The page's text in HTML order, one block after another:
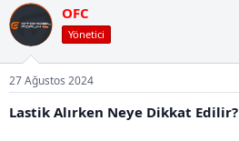
OFC
Yönetici
27 Ağustos 2024
Lastik Alırken Neye Dikkat Edilir?